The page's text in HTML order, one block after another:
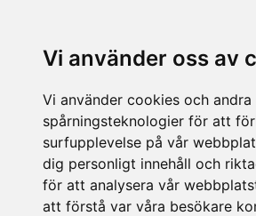
Vi använder oss av
Vi använder cookies och andra
spårningsteknologier för att
surfupplevelse på vår
dig personligt innehåll och
för att analysera vår
att förstå var våra besökare